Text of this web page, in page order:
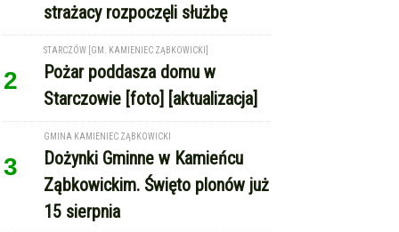
strażacy rozpoczęli służbę
2
STARCZÓW [GM. KAMIENIEC ZĄBKOWICKI]
Pożar poddasza domu w
Starczowie [foto] [aktualizacja]
3
GMINA KAMIENIEC ZĄBKOWICKI
Dożynki Gminne w Kamieńcu
Ząbkowickim. Święto plonów już
15 sierpnia